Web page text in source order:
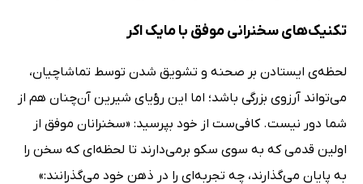
تکنیک‌های سخنرانی موفق با مایک اکر
لحظه‌ی ایستادن بر صحنه و تشویق شدن توسط تماشاچیان،
می‌تواند آرزوی بزرگی باشد؛ اما این رؤیای شیرین آن‌چنان هم از
شما دور نیست. کافی‌ست از خود بپرسید: «سخنرانان موفق از
اولین قدمی که به سوی سکو برمی‌دارند تا لحظه‌ای که سخن را
به پایان می‌گذارند، چه تجربه‌ای را در ذهن خود می‌گذرانند:»